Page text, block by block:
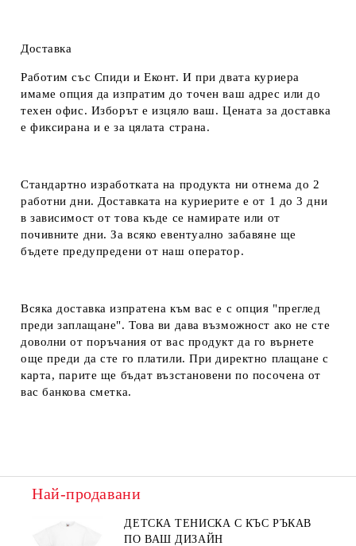
Доставка
Работим със Спиди и Еконт. И при двата куриера
имаме опция да изпратим до точен ваш адрес или до
техен офис. Изборът е изцяло ваш. Цената за доставка
е фиксирана и е за цялата страна.
Стандартно изработката на продукта ни отнема до 2
работни дни. Доставката на куриерите е от 1 до 3 дни
в зависимост от това къде се намирате или от
почивните дни. За всяко евентуално забавяне ще
бъдете предупредени от наш оператор.
Всяка доставка изпратена към вас е с опция "преглед
преди заплащане". Това ви дава възможност ако не сте
доволни от поръчания от вас продукт да го върнете
още преди да сте го платили. При директно плащане с
карта, парите ще бъдат възстановени по посочена от
вас банкова сметка.
Най-продавани
ДЕТСКА ТЕНИСКА С КЪС РЪКАВ
ПО ВАШ ДИЗАЙН